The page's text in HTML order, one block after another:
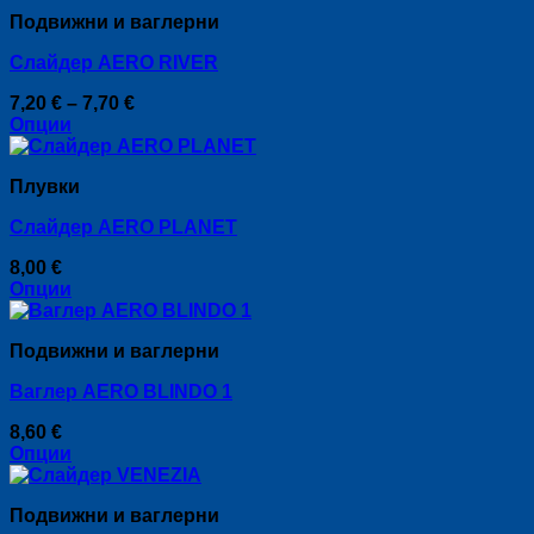
has
variants.
options
may
be
on
the
product
page
Подвижни и ваглерни
Слайдер AERO RIVER
7,20 € – 7,70 €Price
7,20 €
Опции
This
has
variants.
options
may
be
on
the
product
page
Плувки
Слайдер AERO PLANET
8,00 €
Опции
This
has
variants.
options
may
be
on
Подвижни и ваглерни
Ваглер AERO BLINDO 1
8,60 €
Опции
This
has
Подвижни и ваглерни